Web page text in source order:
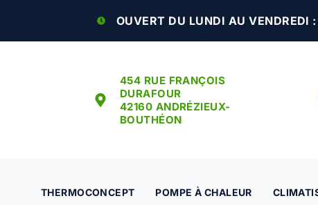
OUVERT DU LUNDI AU VENDREDI
454 RUE FRANÇOIS
DURAFOUR
42160 ANDRÉZIEUX-
BOUTHÉON
THERMOCONCEPT POMPE À CHALEUR